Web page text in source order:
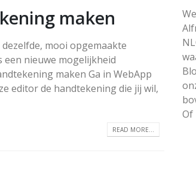
maken
mooi opgemaakte
nieuwe mogelijkheid
maken Ga in WebApp
editor de handtekening die jij wil,
READ MORE...
Of